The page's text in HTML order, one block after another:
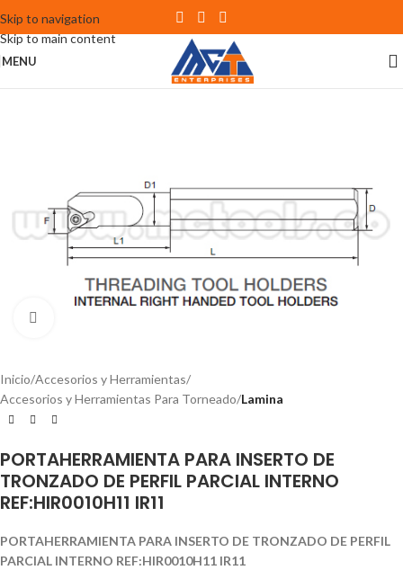
Skip to navigation
Skip to main content
MENU
Inicio Accesorios y Herramientas
Accesorios y Herramientas Para Torneado Lamina
PORTAHERRAMIENTA PARA INSERTO DE
TRONZADO DE PERFIL PARCIAL INTERNO
REF:HIR0010H11 IR11
PORTAHERRAMIENTA PARA INSERTO DE TRONZADO DE PERFIL
PARCIAL INTERNO REF:HIR0010H11 IR11